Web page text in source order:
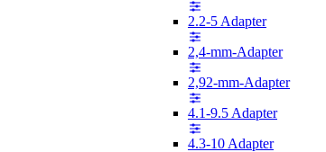
2.2-5 Adapter
2,4-mm-Adapter
2,92-mm-Adapter
4.1-9.5 Adapter
4.3-10 Adapter